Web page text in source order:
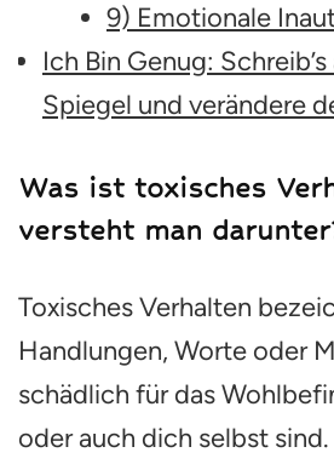
9) Emotionale
Ich Bin Genug:
Spiegel und verändere
Was ist toxisches
versteht man
Toxisches Verhalten
Handlungen, Worte oder
schädlich für das
oder auch dich selbst sind.